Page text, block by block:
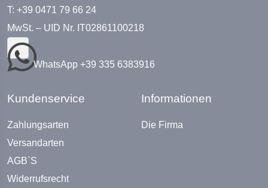
T: +39 0471 79 66 24
MwSt. – UID Nr. IT02861100218
WhatsApp +39 335 6383916
Kundenservice
Zahlungsarten
Versandarten
AGB`S
Widerrufsrecht
Informationen
Die Firma